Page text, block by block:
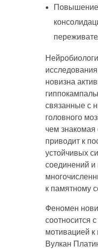
Повышение
новизна
связанные с
головного
чем
приводит к
устойчивых
соединений
к памятному
Феномен
соотносится
мотивацией
Вулкан